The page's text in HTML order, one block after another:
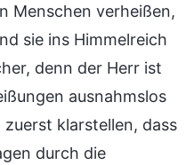
Menschen verheißen,
sie ins Himmelreich
denn der Herr ist
ausnahmslos
klarstellen, dass
durch die